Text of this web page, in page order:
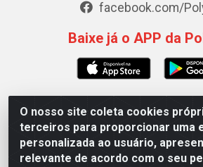
O nosso site coleta cookies
terceiros para proporcionar uma
personalizada ao usuário,
relevante de acordo com o seu
facebook.com/
Baixe já o APP da
Polybalas - Rua João Miguel de
Ernesto Geisel, João Pessoa/PB - CEP
00.909.327/0002-61